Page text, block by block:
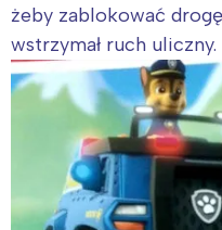
żeby zablokować
wstrzymał ruch uliczny.